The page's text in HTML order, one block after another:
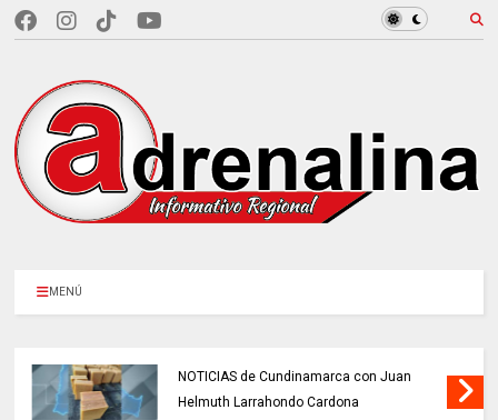
MENÚ
NOTICIAS de Cundinamarca con Juan
Helmuth Larrahondo Cardona